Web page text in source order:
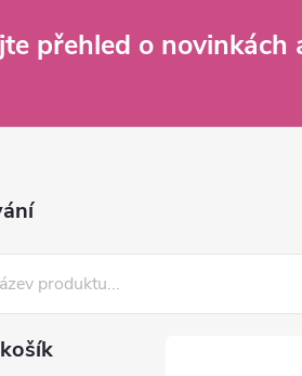
přehled o novinkách